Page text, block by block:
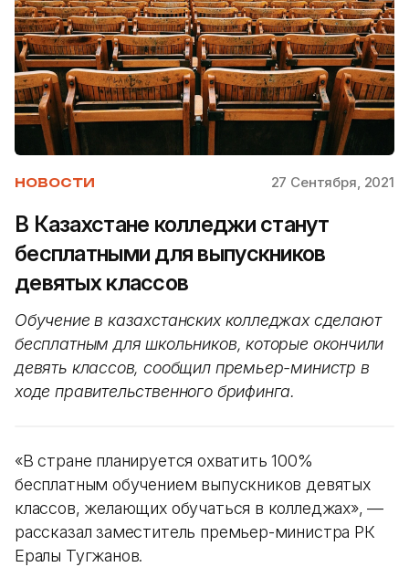
НОВОСТИ 27 Сентября, 2021
В Казахстане колледжи станут
бесплатными для выпускников
девятых классов
Обучение в казахстанских колледжах сделают
бесплатным для школьников, которые окончили
девять классов, сообщил премьер-министр в
ходе правительственного брифинга.
«В стране планируется охватить 100%
бесплатным обучением выпускников девятых
классов, желающих обучаться в колледжах», —
рассказал заместитель премьер-министра РК
Ералы Тугжанов.